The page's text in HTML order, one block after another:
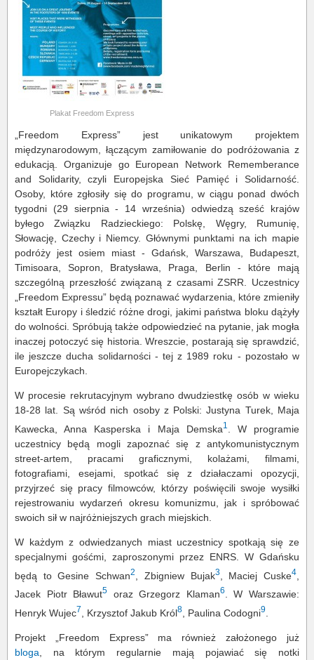
Plakat Freedom Express
„Freedom Express” jest unikatowym projektem
międzynarodowym, łączącym zamiłowanie do podróżowania z
edukacją. Organizuje go European Network Rememberance
and Solidarity, czyli Europejska Sieć Pamięć i Solidarność.
Osoby, które zgłosiły się do programu, w ciągu ponad dwóch
tygodni (29 sierpnia - 14 września) odwiedzą sześć krajów
byłego Związku Radzieckiego: Polskę, Węgry, Rumunię,
Słowację, Czechy i Niemcy. Głównymi punktami na ich mapie
podróży jest osiem miast - Gdańsk, Warszawa, Budapeszt,
Timisoara, Sopron, Bratysława, Praga, Berlin - które mają
szczególną przeszłość związaną z czasami ZSRR. Uczestnicy
„Freedom Expressu” będą poznawać wydarzenia, które zmieniły
kształt Europy i śledzić różne drogi, jakimi państwa bloku dążyły
do wolności. Spróbują także odpowiedzieć na pytanie, jak mogła
inaczej potoczyć się historia. Wreszcie, postarają się sprawdzić,
ile jeszcze ducha solidarności - tej z 1989 roku - pozostało w
Europejczykach.
W procesie rekrutacyjnym wybrano dwudziestkę osób w wieku
18-28 lat. Są wśród nich osoby z Polski: Justyna Turek, Maja
Kawecka, Anna Kasperska i Maja Demska1
. W programie
uczestnicy będą mogli zapoznać się z antykomunistycznym
street-artem, pracami graficznymi, kolażami, filmami,
fotografiami, esejami, spotkać się z działaczami opozycji,
przyjrzeć się pracy filmowców, którzy poświęcili swoje wysiłki
rejestrowaniu wydarzeń okresu komunizmu, jak i spróbować
swoich sił w najróżniejszych grach miejskich.
W każdym z odwiedzanych miast uczestnicy spotkają się ze
specjalnymi gośćmi, zaproszonymi przez ENRS. W Gdańsku
będą to Gesine Schwan2 , Zbigniew Bujak3, Maciej Cuske4
Jacek Piotr Bławut5 oraz Grzegorz Klaman6
. W Warszawie:
Henryk Wujec7 , Krzysztof Jakub Król8 , Paulina Codogni9
Projekt „Freedom Express” ma również założonego już
bloga , na którym regularnie mają pojawiać się notki